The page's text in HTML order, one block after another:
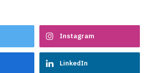
Instagram
LinkedIn